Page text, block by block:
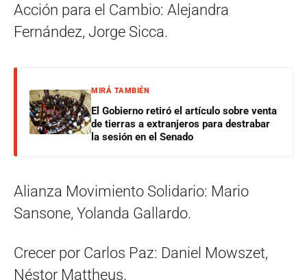
Acción para el Cambio: Alejandra
Fernández, Jorge Sicca.
MIRÁ TAMBIÉN
El Gobierno retiró el artículo sobre venta
de tierras a extranjeros para destrabar
la sesión en el Senado
Alianza Movimiento Solidario: Mario
Sansone, Yolanda Gallardo.
Crecer por Carlos Paz: Daniel Mowszet,
Néstor Mattheus.